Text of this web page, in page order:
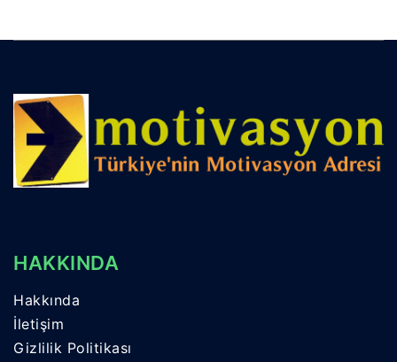
HAKKINDA
Hakkında
İletişim
Gizlilik Politikası